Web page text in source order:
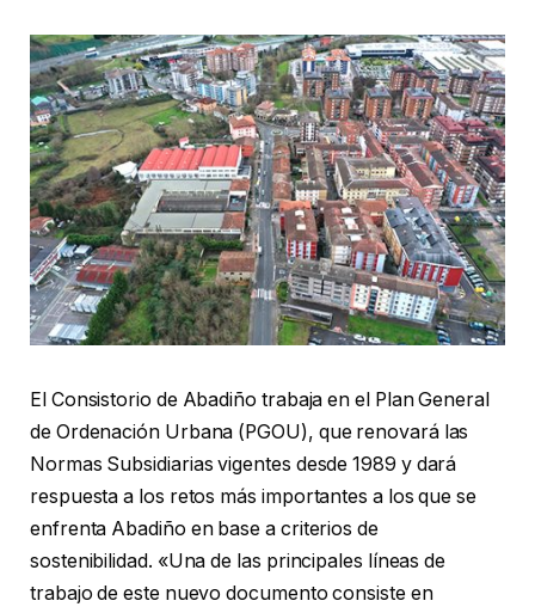
El Consistorio de Abadiño trabaja en el Plan General
de Ordenación Urbana (PGOU), que renovará las
Normas Subsidiarias vigentes desde 1989 y dará
respuesta a los retos más importantes a los que se
enfrenta Abadiño en base a criterios de
sostenibilidad. «Una de las principales líneas de
trabajo de este nuevo documento consiste en